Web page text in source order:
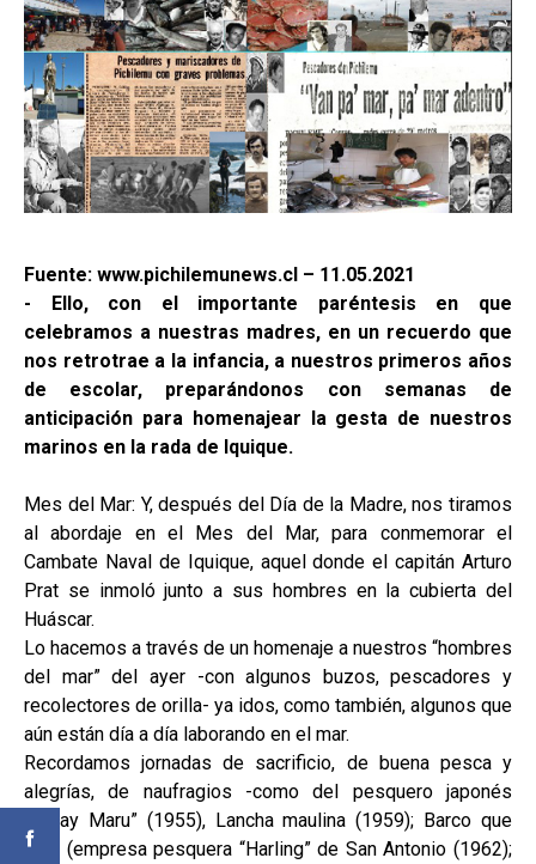
Fuente: www.pichilemunews.cl – 11.05.2021
- Ello, con el importante paréntesis en que
celebramos a nuestras madres, en un recuerdo que
nos retrotrae a la infancia, a nuestros primeros años
de escolar, preparándonos con semanas de
anticipación para homenajear la gesta de nuestros
marinos en la rada de Iquique.
Mes del Mar: Y, después del Día de la Madre, nos tiramos
al abordaje en el Mes del Mar, para conmemorar el
Cambate Naval de Iquique, aquel donde el capitán Arturo
Prat se inmoló junto a sus hombres en la cubierta del
Huáscar.
Lo hacemos a través de un homenaje a nuestros “hombres
del mar” del ayer -con algunos buzos, pescadores y
recolectores de orilla- ya idos, como también, algunos que
aún están día a día laborando en el mar.
Recordamos jornadas de sacrificio, de buena pesca y
alegrías, de naufragios -como del pesquero japonés
“Tokay Maru” (1955), Lancha maulina (1959); Barco que
varó (empresa pesquera “Harling” de San Antonio (1962);